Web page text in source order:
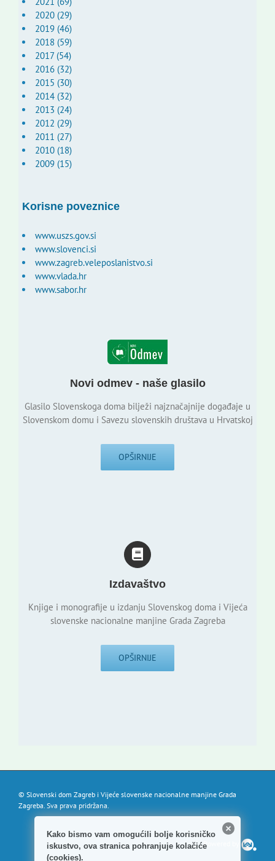
2020 (29)
2019 (46)
2018 (59)
2017 (54)
2016 (32)
2015 (30)
2014 (32)
2013 (24)
2012 (29)
2011 (27)
2010 (18)
2009 (15)
Korisne poveznice
www.uszs.gov.si
www.slovenci.si
www.zagreb.veleposlanistvo.si
www.vlada.hr
www.sabor.hr
Novi odmev - naše glasilo
Glasilo Slovenskoga doma bilježi najznačajnije događaje u
Slovenskom domu i Savezu slovenskih društava u Hrvatskoj
OPŠIRNIJE
Izdavaštvo
Knjige i monografije u izdanju Slovenskog doma i Vijeća
slovenske nacionalne manjine Grada Zagreba
OPŠIRNIJE
© Slovenski dom Zagreb i Vijeće slovenske nacionalne manjine Grada
Zagreba. Sva prava pridržana.
Powered by
Kako bismo vam omogućili bolje korisničko
iskustvo, ova stranica pohranjuje kolačiće
(cookies).